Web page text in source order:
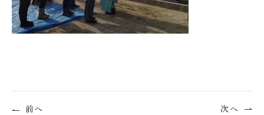
前へ 次へ